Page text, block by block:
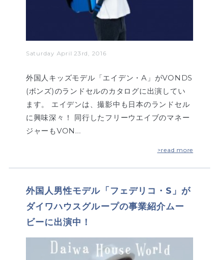
Saturday April 23rd, 2016
外国人キッズモデル「エイデン・A」がVONDS
(ボンズ)のランドセルのカタログに出演してい
ます。 エイデンは、撮影中も日本のランドセル
に興味深々！ 同行したフリーウエイブのマネー
ジャーもVON…
>read more
外国人男性モデル「フェデリコ・S」が
ダイワハウスグループの事業紹介ムー
ビーに出演中！